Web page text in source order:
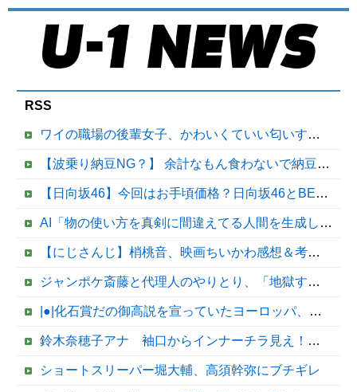
RSS
ワイの職場の後輩女子、かわいくていい匂いするけどマジでとんでもなく無能
【波乗り納豆NG？】 余計なもん食わないで納豆食っときゃ間違いないことが判明した
【日向坂46】今回はお手頃価格？日向坂46とBEAMSのコラボが決定！！
AI「物の使い方を真剣に間違えてる人間を生成してみたｗｗｗｗ」
【にじさんじ】梢桃音、映画ちいかわ感想＆考察会＆平和的解決RTA！なんか道徳の授業みたい他
ジャンポケ斎藤と代理人のやりとり、「地獄すぎて完全にコントになってる……」と衝撃を受ける人が続出中
|●|化石賞だの御高説を宣っていたヨーロッパ、自分が猛暑に襲われると為すすべべもなくダメージを受けてしまい……
鈴木奈穂子アナ 袖口からインナーチラ見え！！【GIF動画あり】
ショートスリーパー堀大輔、高須幹弥にブチギレ